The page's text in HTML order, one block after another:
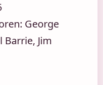
George
Barrie, Jim